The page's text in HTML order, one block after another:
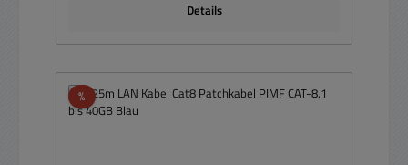
Details
%Rabatt